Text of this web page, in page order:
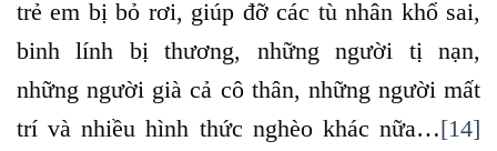
trẻ em bị bỏ rơi, giúp đỡ các tù nhân khổ sai,
binh lính bị thương, những người tị nạn,
những người già cả cô thân, những người mất
trí và nhiều hình thức nghèo khác nữa…[14]